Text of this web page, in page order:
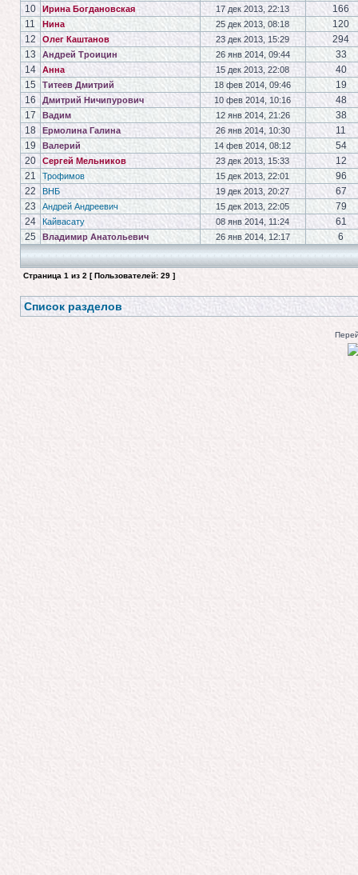
10
Ирина Богдановская 17 дек 2013, 22:13
166
11
Нина 25 дек 2013, 08:18
120
12
Олег Каштанов 23 дек 2013, 15:29
294
13
Андрей Троицин 26 янв 2014, 09:44
33
14
Анна 15 дек 2013, 22:08
40
15
Титеев Дмитрий 18 фев 2014, 09:46
19
16
Дмитрий Ничипурович 10 фев 2014, 10:16
48
17
Вадим 12 янв 2014, 21:26
38
18
Ермолина Галина 26 янв 2014, 10:30
11
19
Валерий 14 фев 2014, 08:12
54
20
Сергей Мельников 23 дек 2013, 15:33
12
21
Трофимов 15 дек 2013, 22:01
96
22
ВНБ 19 дек 2013, 20:27
67
23
Андрей Андреевич 15 дек 2013, 22:05
79
24
Кайвасату 08 янв 2014, 11:24
61
25
Владимир Анатольевич 26 янв 2014, 12:17 6
Страница 1 из 2 [ Пользователей: 29 ]
Список разделов